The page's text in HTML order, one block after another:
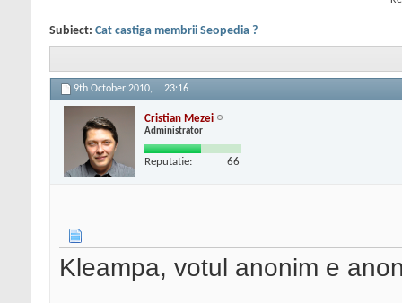
Subiect: Cat castiga membrii Seopedia ?
9th October 2010, 23:16
Cristian Mezei
Administrator
Reputatie: 66
Kleampa, votul anonim e